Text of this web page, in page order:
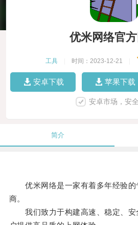
优米网络官
工具 时间：2023-12-21
安卓下载 苹果下载
安卓市场，安
简介
优米网络是一家有着多年经验的
商。
我们致力于构建高速、稳定、安